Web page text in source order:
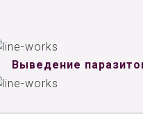
Выведение